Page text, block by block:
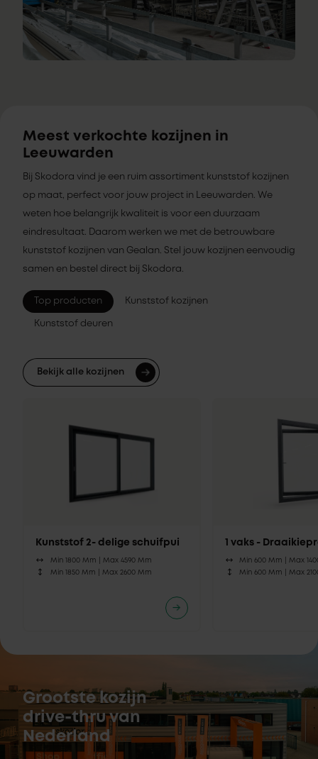
Meest verkochte kozijnen in
Leeuwarden
Bij Skodora vind je een ruim assortiment kunststof kozijnen
op maat, perfect voor jouw project in Leeuwarden. We
weten hoe belangrijk kwaliteit is voor een duurzaam
eindresultaat. Daarom werken we met de betrouwbare
kunststof kozijnen van Gealan. Stel jouw kozijnen eenvoudig
samen en bestel direct bij Skodora.
Top producten Kunststof kozijnen
Kunststof deuren
Bekijk alle kozijnen
Kunststof 2- delige schuifpui
Min 1800 Mm | Max 4590 Mm
Min 1850 Mm | Max 2600 Mm
1 vaks -
Min 600 Mm |Max
Min 600 Mm |Max
Grootste kozijn
drive-thru van
Nederland